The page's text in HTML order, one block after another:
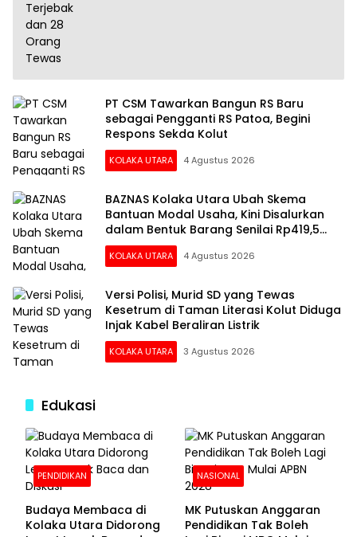
PT CSM Tawarkan Bangun RS Baru
sebagai Pengganti RS Patoa, Begini
Respons Sekda Kolut
KOLAKA UTARA 4 Agustus 2026
BAZNAS Kolaka Utara Ubah Skema
Bantuan Modal Usaha, Kini Disalurkan
dalam Bentuk Barang Senilai Rp419,5
Juta
KOLAKA UTARA 4 Agustus 2026
Versi Polisi, Murid SD yang Tewas
Kesetrum di Taman Literasi Kolut Diduga
Injak Kabel Beraliran Listrik
KOLAKA UTARA 3 Agustus 2026
Edukasi
PENDIDIKAN
Budaya Membaca di
Kolaka Utara Didorong
NASIONAL
MK Putuskan Anggaran
Pendidikan Tak Boleh